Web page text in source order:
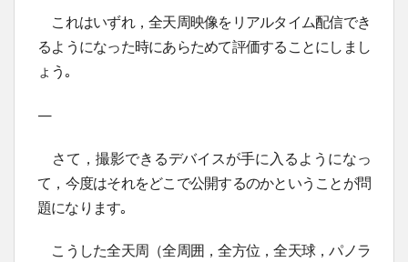
これはいずれ，全天周映像をリアルタイム配信でき
るようになった時にあらためて評価することにしまし
ょう｡
—
さて，撮影できるデバイスが手に入るようになっ
て，今度はそれをどこで公開するのかということが問
題になります｡
こうした全天周（全周囲，全方位，全天球，パノラ